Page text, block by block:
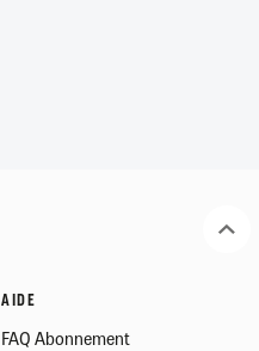
AIDE
FAQ Abonnement